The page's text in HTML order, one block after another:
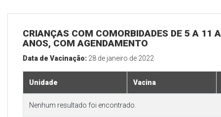
CRIANÇAS COM COMORBIDADES DE 5 A 11
ANOS, COM AGENDAMENTO
Data de Vacinação: 28 de janeiro de 2022
Unidade Vacina
Nenhum resultado foi encontrado.